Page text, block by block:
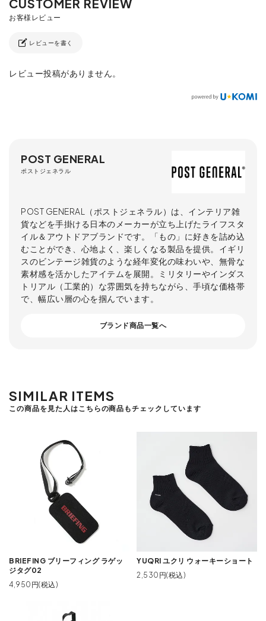
レビューを書く
レビュー投稿がありません。
POST GENERAL
ポストジェネラル
POST GENERAL（ポストジェネラル）は、インテリア雑
貨などを手掛ける日本のメーカーが立ち上げたライフスタ
イル＆アウトドアブランドです。「もの」に好きを詰め込
むことができ、心地よく、楽しくなる製品を提供。イギリ
スのビンテージ雑貨のような経年変化の味わいや、無骨な
素材感を活かしたアイテムを展開。ミリタリーやインダス
トリアル（工業的）な雰囲気を持ちながら、手頃な価格帯
で、幅広い層の心を掴んでいます。
ブランド商品一覧へ
SIMILAR ITEMS
この商品を見た人はこちらの商品もチェックしています
BRIEFING ブリーフィング ラゲッ
ジタグ02
4,950円(税込)
YUQRI ユクリ ウォーキーショート
2,530円(税込)